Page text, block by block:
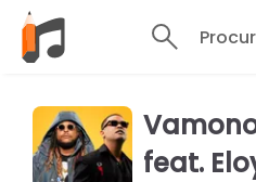
feat.